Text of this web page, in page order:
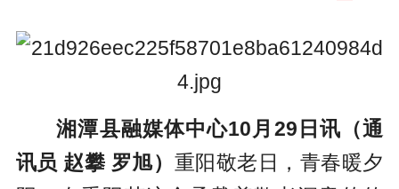
湘潭县融媒体中心10月29日讯（通
讯员 赵攀 罗旭） 重阳敬老日，青春暖夕